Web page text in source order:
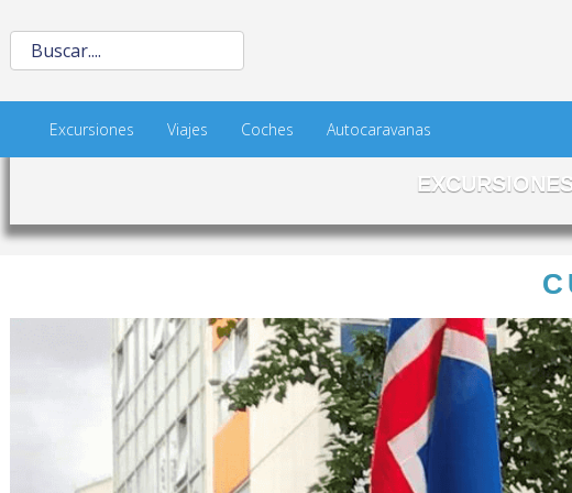
Excursiones Viajes Coches Autocaravanas